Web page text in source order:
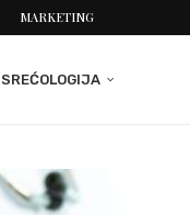
MARKETING
SREĆOLOGIJA